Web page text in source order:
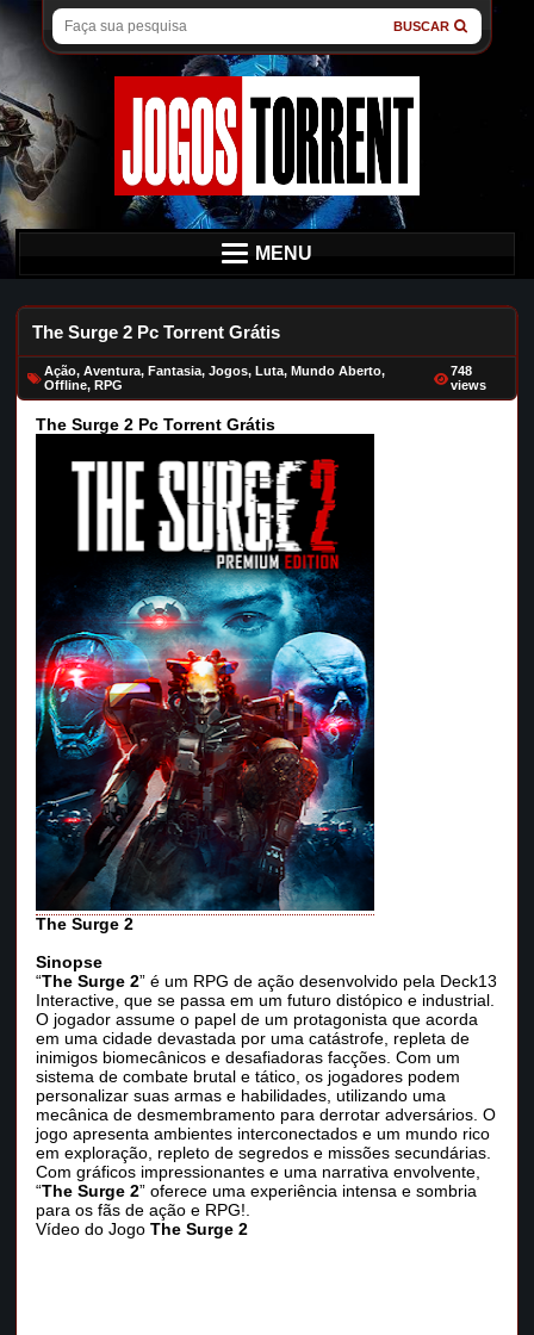
BUSCAR
MENU
The Surge 2 Pc Torrent Grátis
Ação,Aventura,Fantasia,Jogos,Luta,Mundo Aberto,
Offline,RPG
748
views
The Surge 2 Pc Torrent Grátis
The Surge 2
Sinopse
“The Surge 2” é um RPG de ação desenvolvido pela Deck13
Interactive, que se passa em um futuro distópico e industrial.
O jogador assume o papel de um protagonista que acorda
em uma cidade devastada por uma catástrofe, repleta de
inimigos biomecânicos e desafiadoras facções. Com um
sistema de combate brutal e tático, os jogadores podem
personalizar suas armas e habilidades, utilizando uma
mecânica de desmembramento para derrotar adversários. O
jogo apresenta ambientes interconectados e um mundo rico
em exploração, repleto de segredos e missões secundárias.
Com gráficos impressionantes e uma narrativa envolvente,
“The Surge 2” oferece uma experiência intensa e sombria
para os fãs de ação e RPG!.
Vídeo do JogoThe Surge 2